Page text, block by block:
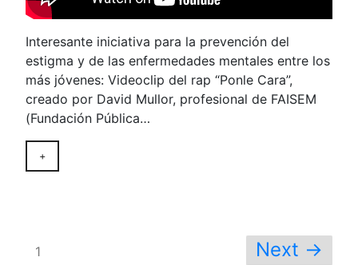
Interesante iniciativa para la prevención del
estigma y de las enfermedades mentales entre los
más jóvenes: Videoclip del rap “Ponle Cara”,
creado por David Mullor, profesional de FAISEM
(Fundación Pública…
+
1 Next →